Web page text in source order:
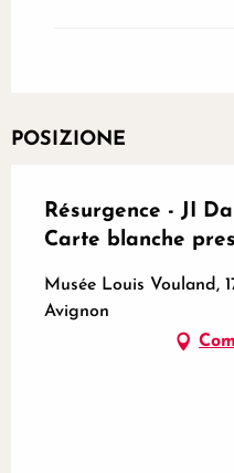
POSIZIONE
Résurgence - JI
Carte blanche
Musée Louis Vouland,
Avignon